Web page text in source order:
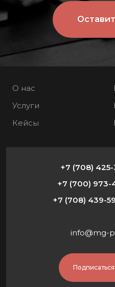
О нас
Услуги
Кейсы
+7 (708)
+7 (700)
+7 (708) 439-
info@mg-